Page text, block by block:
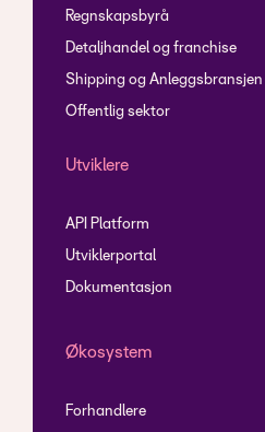
Regnskapsbyrå
Detaljhandel og franchise
Shipping og Anleggsbransjen
Offentlig sektor
Utviklere
API Platform
Utviklerportal
Dokumentasjon
Økosystem
Forhandlere